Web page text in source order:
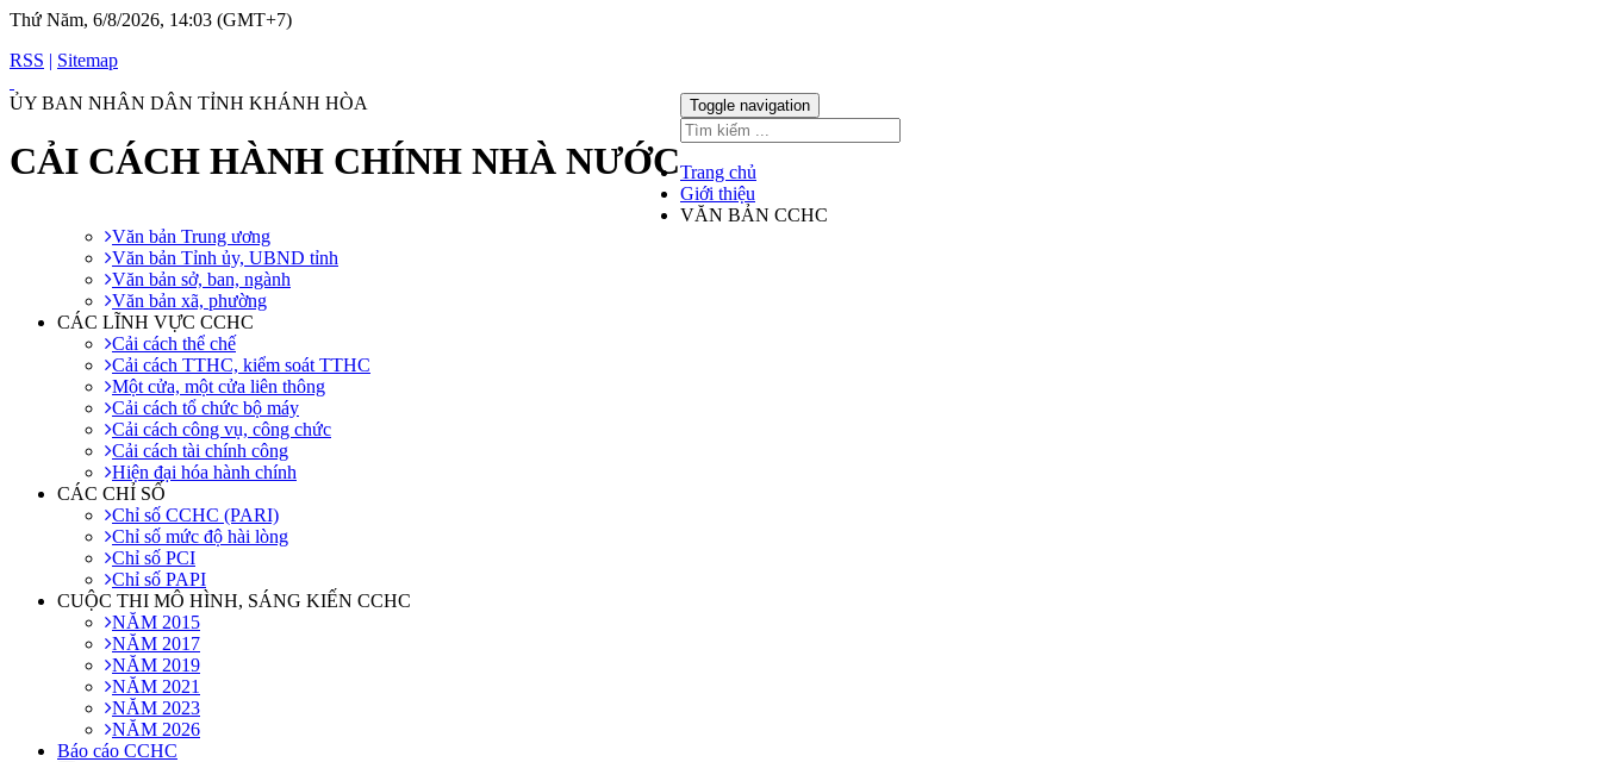
Thứ Năm, 6/8/2026, 14:03 (GMT+7)
RSS | Sitemap
ỦY BAN NHÂN DÂN TỈNH KHÁNH HÒA
CẢI CÁCH HÀNH CHÍNH NHÀ NƯỚC
Toggle navigation
Trang chủ
Giới thiệu
VĂN BẢN CCHC
Văn bản Trung ương
Văn bản Tỉnh ủy, UBND tỉnh
Văn bản sở, ban, ngành
Văn bản xã, phường
CÁC LĨNH VỰC CCHC
Cải cách thể chế
Cải cách TTHC, kiểm soát TTHC
Một cửa, một cửa liên thông
Cải cách tổ chức bộ máy
Cải cách công vụ, công chức
Cải cách tài chính công
Hiện đại hóa hành chính
CÁC CHỈ SỐ
Chỉ số CCHC (PARI)
Chỉ số mức độ hài lòng
Chỉ số PCI
Chỉ số PAPI
CUỘC THI MÔ HÌNH, SÁNG KIẾN CCHC
NĂM 2015
NĂM 2017
NĂM 2019
NĂM 2021
NĂM 2023
NĂM 2026
Báo cáo CCHC